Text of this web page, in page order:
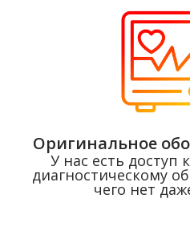
Оригинальное
У нас есть доступ
диагностическому
чего нет